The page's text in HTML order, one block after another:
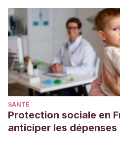
SANTÉ
Protection sociale en
anticiper les